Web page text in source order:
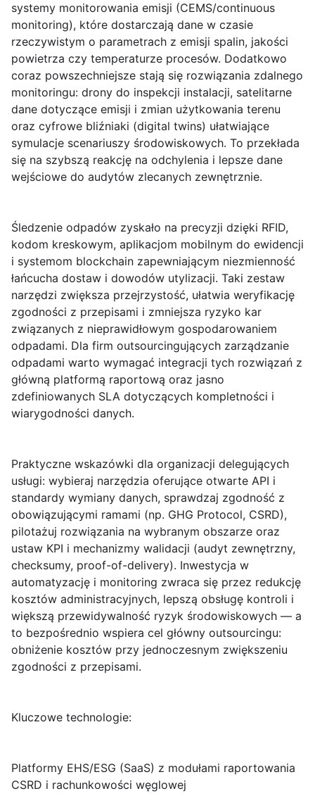
systemy monitorowania emisji (CEMS/continuous
monitoring), które dostarczają dane w czasie
rzeczywistym o parametrach z emisji spalin, jakości
powietrza czy temperaturze procesów. Dodatkowo
coraz powszechniejsze stają się rozwiązania zdalnego
monitoringu: drony do inspekcji instalacji, satelitarne
dane dotyczące emisji i zmian użytkowania terenu
oraz cyfrowe bliźniaki (digital twins) ułatwiające
symulacje scenariuszy środowiskowych. To przekłada
się na szybszą reakcję na odchylenia i lepsze dane
wejściowe do audytów zlecanych zewnętrznie.
Śledzenie odpadów zyskało na precyzji dzięki RFID,
kodom kreskowym, aplikacjom mobilnym do ewidencji
i systemom blockchain zapewniającym niezmienność
łańcucha dostaw i dowodów utylizacji. Taki zestaw
narzędzi zwiększa przejrzystość, ułatwia weryfikację
zgodności z przepisami i zmniejsza ryzyko kar
związanych z nieprawidłowym gospodarowaniem
odpadami. Dla firm outsourcingujących zarządzanie
odpadami warto wymagać integracji tych rozwiązań z
główną platformą raportową oraz jasno
zdefiniowanych SLA dotyczących kompletności i
wiarygodności danych.
Praktyczne wskazówki dla organizacji delegujących
usługi: wybieraj narzędzia oferujące otwarte API i
standardy wymiany danych, sprawdzaj zgodność z
obowiązującymi ramami (np. GHG Protocol, CSRD),
pilotażuj rozwiązania na wybranym obszarze oraz
ustaw KPI i mechanizmy walidacji (audyt zewnętrzny,
checksumy, proof-of-delivery). Inwestycja w
automatyzację i monitoring zwraca się przez redukcję
kosztów administracyjnych, lepszą obsługę kontroli i
większą przewidywalność ryzyk środowiskowych — a
to bezpośrednio wspiera cel główny outsourcingu:
obniżenie kosztów przy jednoczesnym zwiększeniu
zgodności z przepisami.
Kluczowe technologie:
Platformy EHS/ESG (SaaS) z modułami raportowania
CSRD i rachunkowości węglowej